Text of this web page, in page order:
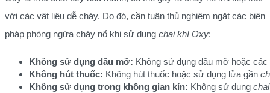
với các vật liệu dễ cháy. Do đó, cần tuân thủ nghiêm ngặt các biện
pháp phòng ngừa cháy nổ khi sử dụng chai khí Oxy:
Không sử dụng dầu mỡ: Không sử dụng dầu mỡ hoặc
Không hút thuốc: Không hút thuốc hoặc sử dụng lửa gần
Không sử dụng trong không gian kín: Không sử dụng